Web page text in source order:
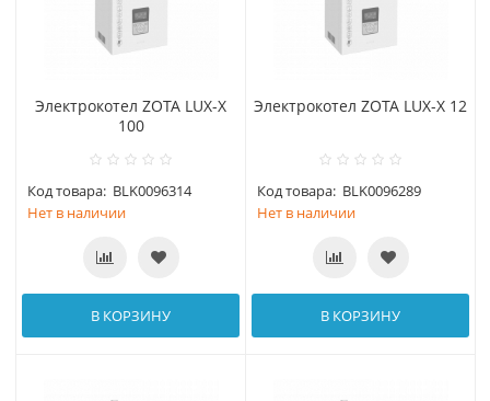
Электрокотел ZOTA LUX-X
100
Код товара: BLK0096314
Нет в наличии
В КОРЗИНУ
Электрокотел ZOTA LUX-X 12
Код товара: BLK0096289
Нет в наличии
В КОРЗИНУ